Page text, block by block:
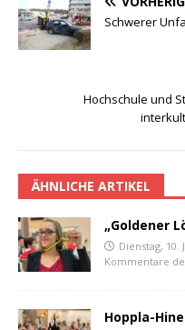
Schwerer
Hochschule und
ÄHNLICHE ARTIKEL
„Goldener
Dienstag, 10.
Kommentare
Hoppla-